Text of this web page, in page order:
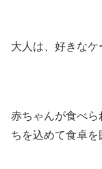
大人は、好きなケ
赤ちゃんが食べ
ちを込めて食卓を